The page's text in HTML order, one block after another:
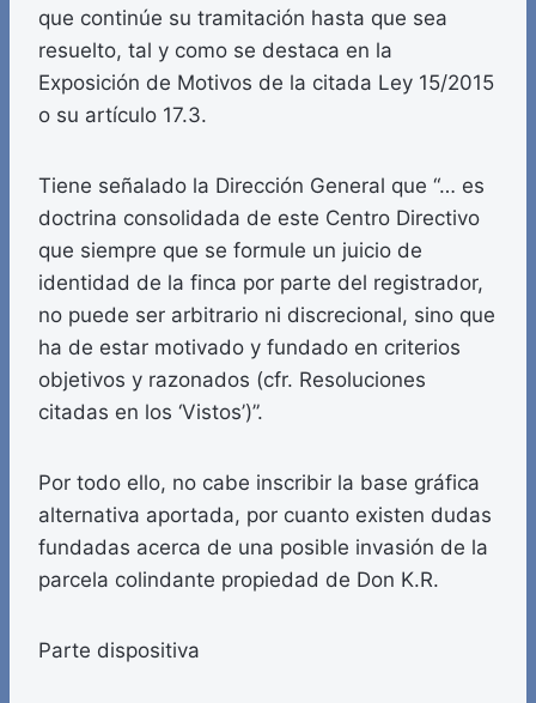
que continúe su tramitación hasta que sea
resuelto, tal y como se destaca en la
Exposición de Motivos de la citada Ley 15/2015
o su artículo 17.3.
Tiene señalado la Dirección General que “… es
doctrina consolidada de este Centro Directivo
que siempre que se formule un juicio de
identidad de la finca por parte del registrador,
no puede ser arbitrario ni discrecional, sino que
ha de estar motivado y fundado en criterios
objetivos y razonados (cfr. Resoluciones
citadas en los ‘Vistos’)”.
Por todo ello, no cabe inscribir la base gráfica
alternativa aportada, por cuanto existen dudas
fundadas acerca de una posible invasión de la
parcela colindante propiedad de Don K.R.
Parte dispositiva